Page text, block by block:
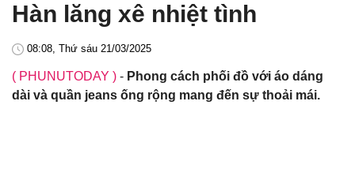
Hàn lăng xê nhiệt tình
08:08, Thứ sáu 21/03/2025
( PHUNUTODAY ) - Phong cách phối đồ với áo dáng
dài và quần jeans ống rộng mang đến sự thoải mái.